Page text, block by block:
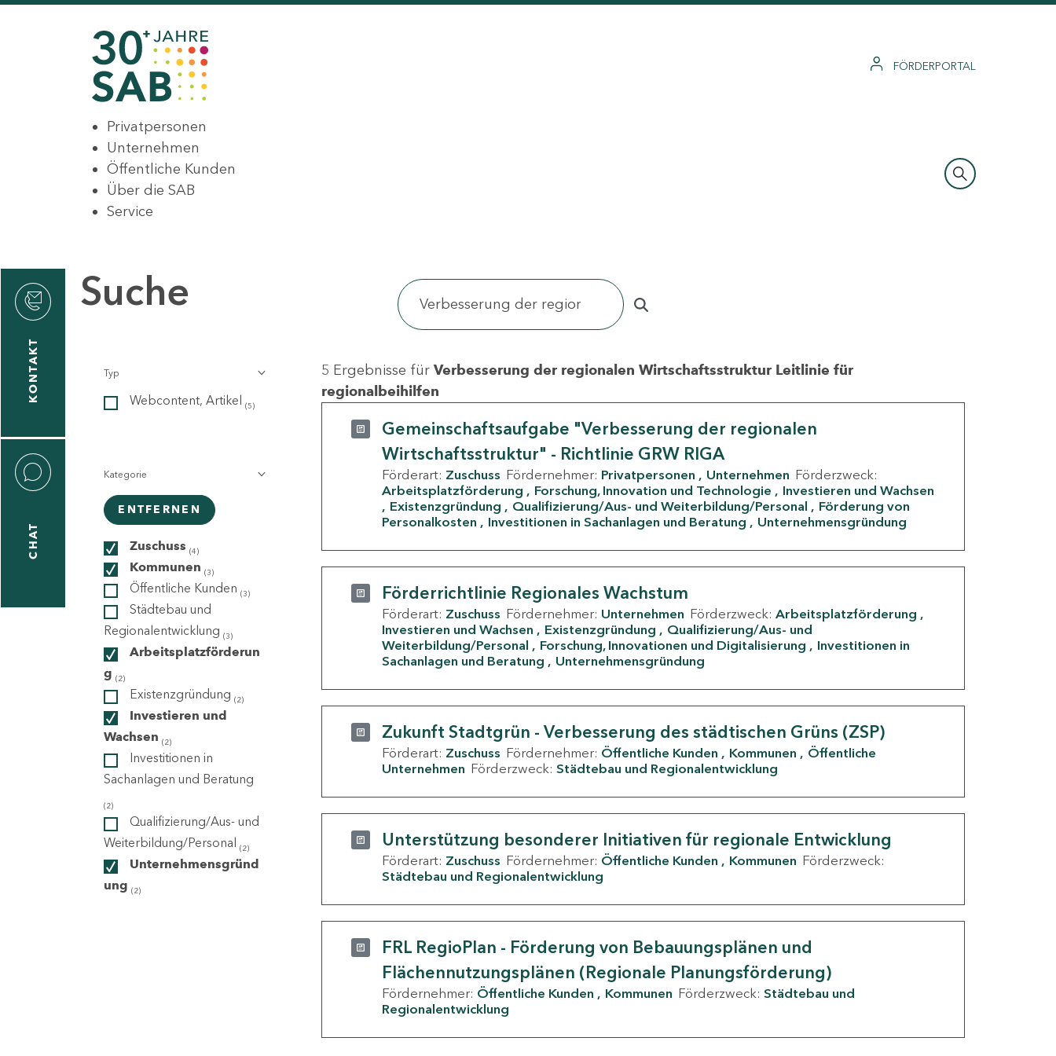
FÖRDERPORTAL
Privatpersonen
Unternehmen
Öffentliche Kunden
Über die SAB
Service
KONTAKT
CHAT
Suche
Typ
Webcontent, Artikel (5)
Kategorie
ENTFERNEN
Zuschuss (4)
Kommunen (3)
Öffentliche Kunden (3)
Städtebau und
Regionalentwicklung (3)
Arbeitsplatzförderun
g (2)
Existenzgründung (2)
Investieren und
Wachsen (2)
Investitionen in
Sachanlagen und Beratung
(2)
Qualifizierung/Aus- und
Weiterbildung/Personal (2)
Unternehmensgründ
ung (2)
5 Ergebnisse für Verbesserung der regionalen Wirtschaftsstruktur Leitlinie für
regionalbeihilfen
Gemeinschaftsaufgabe "Verbesserung der regionalen
Wirtschaftsstruktur" - Richtlinie GRW RIGA
Förderart: Zuschuss Fördernehmer: Privatpersonen Unternehmen Förderzweck:
Arbeitsplatzförderung
Forschung, Innovation und Technologie
Investieren und Wachsen
Existenzgründung
Qualifizierung/Aus- und Weiterbildung/Personal
Förderung von
Personalkosten
Investitionen in Sachanlagen und Beratung Unternehmensgründung
Förderrichtlinie Regionales Wachstum
Förderart: Zuschuss Fördernehmer: Unternehmen Förderzweck: Arbeitsplatzförderung
Investieren und Wachsen
Existenzgründung
Qualifizierung/Aus- und
Weiterbildung/Personal
Forschung, Innovationen und Digitalisierung
Investitionen in
Sachanlagen und Beratung
Unternehmensgründung
Zukunft Stadtgrün - Verbesserung des städtischen Grüns (ZSP)
Förderart: Zuschuss Fördernehmer: Öffentliche Kunden Kommunen
Öffentliche
Unternehmen Förderzweck: Städtebau und Regionalentwicklung
Unterstützung besonderer Initiativen für regionale Entwicklung
Förderart: Zuschuss Fördernehmer: Öffentliche Kunden Kommunen Förderzweck:
Städtebau und Regionalentwicklung
FRL RegioPlan - Förderung von Bebauungsplänen und
Flächennutzungsplänen (Regionale Planungsförderung)
Fördernehmer: Öffentliche Kunden Kommunen Förderzweck: Städtebau und
Regionalentwicklung